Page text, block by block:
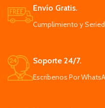
Envío Gratis.
Cumplimiento y
Soporte 24/7.
Escribenos Por